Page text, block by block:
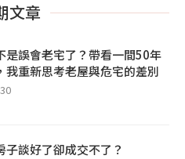
文章
是誤會老宅了？帶看一間50年
我重新思考老屋與危宅的差別
子談好了卻成交不了？